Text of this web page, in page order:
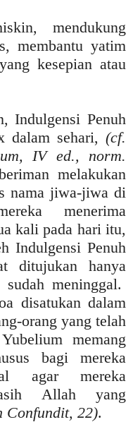
mendukung
membantu yatim
kesepian atau
Indulgensi Penuh
dalam sehari, (cf.
IV ed., norm.
melakukan
nama jiwa-jiwa di
menerima
kali pada hari itu,
Indulgensi Penuh
ditujukan hanya
meninggal.
disatukan dalam
orang yang telah
memang
bagi mereka
agar mereka
Allah yang
Confundit, 22).